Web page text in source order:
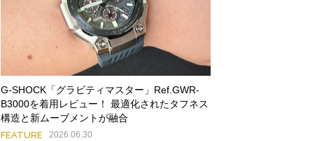
G-SHOCK「グラビティマスター」Ref.GWR-
B3000を着用レビュー！ 最適化されたタフネス
構造と新ムーブメントが融合
FEATURE 2026.06.30